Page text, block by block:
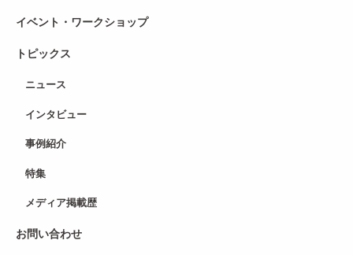
イベント・ワークショップ
トピックス
ニュース
インタビュー
事例紹介
特集
メディア掲載歴
お問い合わせ